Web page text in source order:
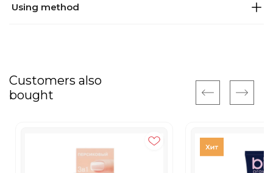
Using method
Customers also
bought